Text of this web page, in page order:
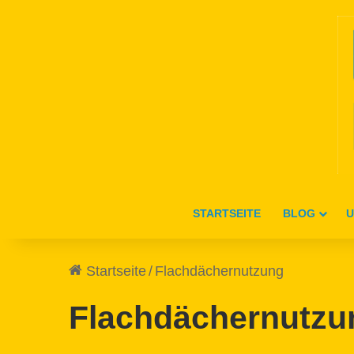
STARTSEITE BLOG
Startseite/ Flachdächernutzung